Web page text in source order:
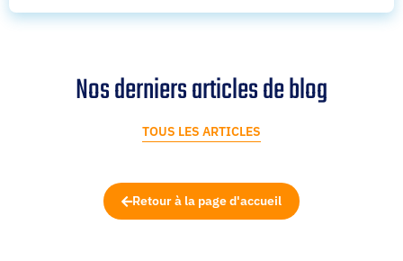
Nos derniers articles de blog
TOUS LES ARTICLES
Retour à la page d'accueil